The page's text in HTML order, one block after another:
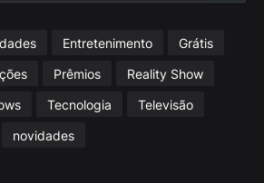
Entretenimento
Grátis
Prêmios
Reality Show
Tecnologia
Televisão
novidades